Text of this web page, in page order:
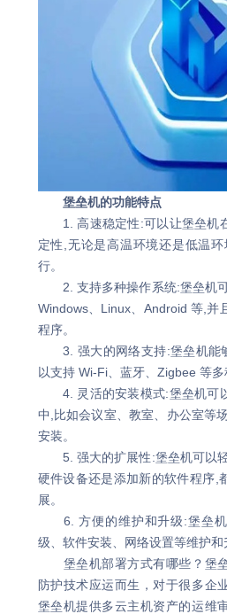
堡垒机的功能特点
1. 高速稳定性:可以让堡垒机
定性,无论是高温环境还是低温
行。
2. 支持多种操作系统:堡垒机可
Windows、Linux、Android 等,并
程序。
3. 强大的网络支持:堡垒机能
以支持 Wi-Fi、蓝牙、Zigbee 等多
4. 灵活的安装模式:堡垒机可
中,比如会议室、教室、办公室等
安装。
5. 强大的扩展性:堡垒机可以轻
硬件设备还是添加新的软件程序,
展。
6. 方便的维护和升级:堡垒机
级、软件安装、网络设置等维护和
堡垒机部署方式有哪些？堡垒
防护技术应运而生，对于很多企
堡垒机提供多云主机资产的运维